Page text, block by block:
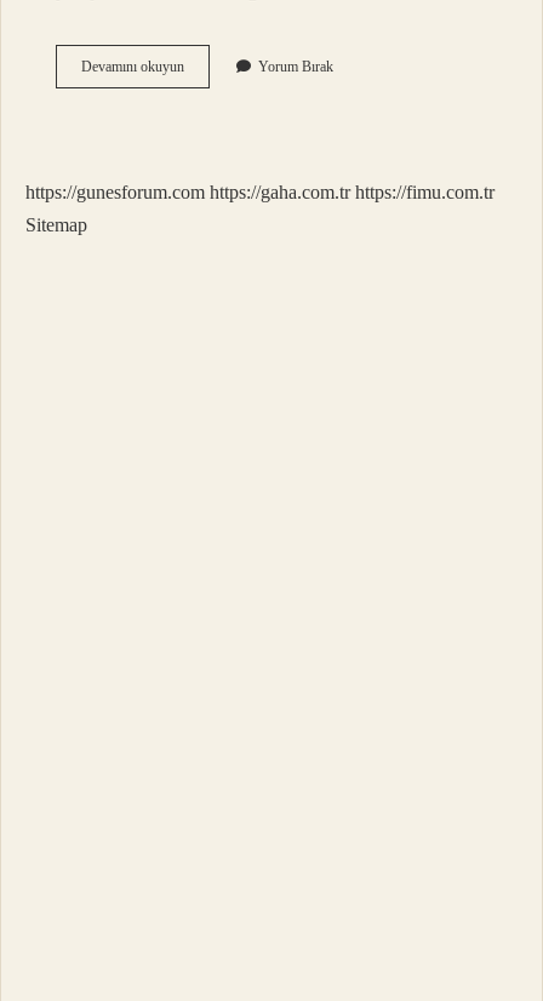
Devamını okuyunGörülü
Ne
Yorum Bırak
https://gunesforum.com https://gaha.com.tr https://fimu.com.tr
Sitemap